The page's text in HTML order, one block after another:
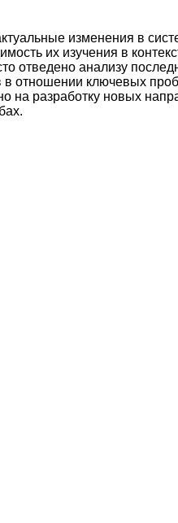
изменения в
их изучения в
отведено анализу
в отношении ключевых
на разработку новых